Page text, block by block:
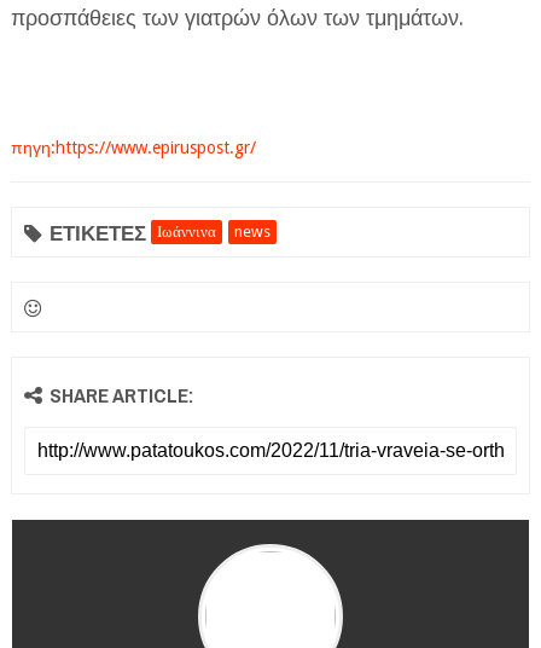
προσπάθειες των γιατρών όλων των τμημάτων.
πηγη:https://www.epiruspost.gr/
ΕΤΙΚΕΤΕΣ Ιωάννινα news
SHARE ARTICLE: